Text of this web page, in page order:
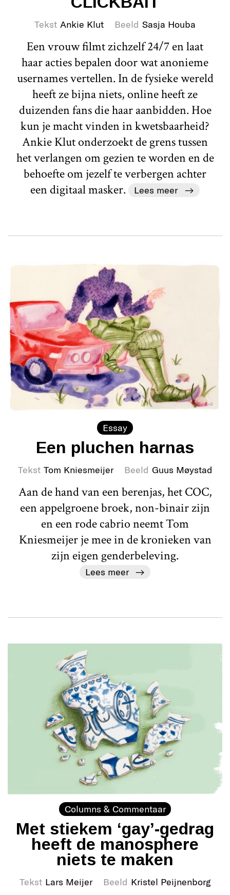
Tekst Ankie Klut Beeld Sasja Houba
Een vrouw filmt zichzelf 24/7 en laat
haar acties bepalen door wat anonieme
usernames vertellen. In de fysieke wereld
heeft ze bijna niets, online heeft ze
duizenden fans die haar aanbidden. Hoe
kun je macht vinden in kwetsbaarheid?
Ankie Klut onderzoekt de grens tussen
het verlangen om gezien te worden en de
behoefte om jezelf te verbergen achter
een digitaal masker.
Lees meer
Essay
Een pluchen harnas
Tekst Tom Kniesmeijer Beeld Guus Møystad
Aan de hand van een berenjas, het COC,
een appelgroene broek, non-binair zijn
en een rode cabrio neemt Tom
Kniesmeijer je mee in de kronieken van
zijn eigen genderbeleving.
Lees meer
Columns & Commentaar
Met stiekem ‘gay’-gedrag
heeft de manosphere
niets te maken
Tekst Lars Meijer Beeld Kristel Peijnenborg